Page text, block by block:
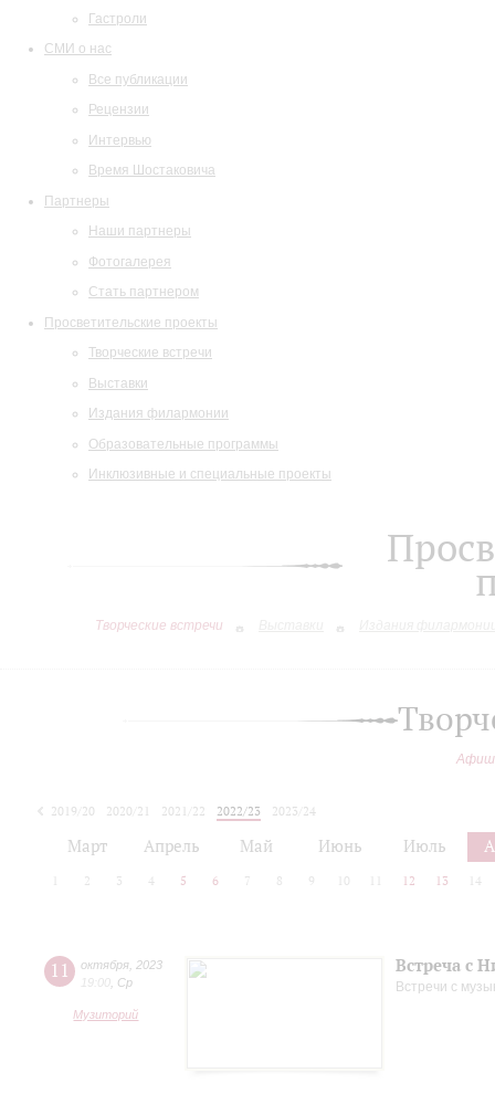
Гастроли
СМИ о нас
Все публикации
Рецензии
Интервью
Время Шостаковича
Партнеры
Наши партнеры
Фотогалерея
Стать партнером
Просветительские проекты
Творческие встречи
Выставки
Издания филармонии
Образовательные программы
Инклюзивные и специальные проекты
Творческие встречи
2019/20 2020/21 2021/22 2022/23
2023/24
Март Апрель Май Июнь Июль
2 3 4 5 6 7 8 9 10 12 13 14
11 октября 2023
19:00 Ср
Музиторий
Встреча с
Встречи с